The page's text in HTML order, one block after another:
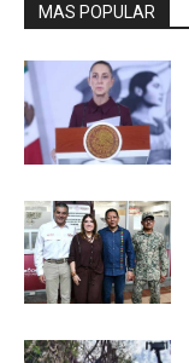
MAS POPULAR